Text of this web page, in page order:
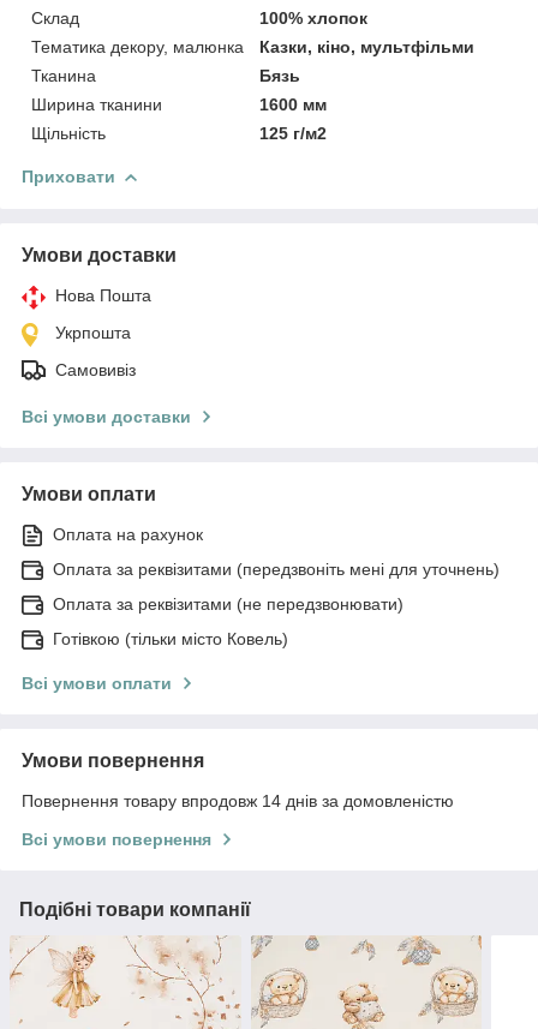
Склад
100% хлопок
Тематика декору, малюнка
Казки, кіно, мультфільми
Тканина
Бязь
Ширина тканини
1600 мм
Щільність
125 г/м2
Приховати
Умови доставки
Нова Пошта
Укрпошта
Самовивіз
Всі умови доставки
Умови оплати
Оплата на рахунок
Оплата за реквізитами (передзвоніть мені для уточнень)
Оплата за реквізитами (не передзвонювати)
Готівкою (тільки місто Ковель)
Всі умови оплати
Умови повернення
Повернення товару впродовж 14 днів за домовленістю
Всі умови повернення
Подібні товари компанії